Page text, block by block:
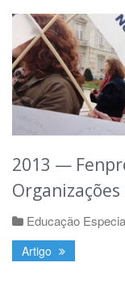
2013 —
Educação
Artigo